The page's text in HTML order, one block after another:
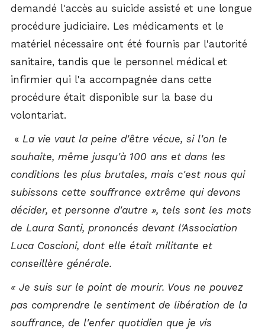
demandé l'accès au suicide assisté et une longue
procédure judiciaire. Les médicaments et le
matériel nécessaire ont été fournis par l'autorité
sanitaire, tandis que le personnel médical et
infirmier qui l'a accompagnée dans cette
procédure était disponible sur la base du
volontariat.
« La vie vaut la peine d'être vécue, si l'on le
souhaite, même jusqu'à 100 ans et dans les
conditions les plus brutales, mais c'est nous qui
subissons cette souffrance extrême qui devons
décider, et personne d'autre », tels sont les mots
de Laura Santi, prononcés devant l'Association
Luca Coscioni, dont elle était militante et
conseillère générale.
« Je suis sur le point de mourir. Vous ne pouvez
pas comprendre le sentiment de libération de la
souffrance, de l'enfer quotidien que je vis